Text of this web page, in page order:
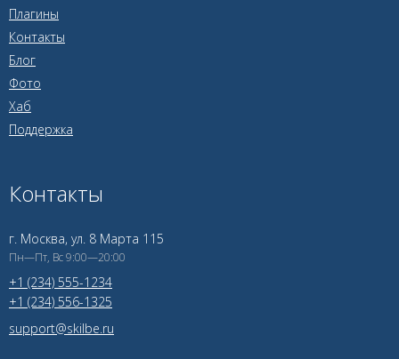
Плагины
Контакты
Блог
Фото
Хаб
Поддержка
Контакты
г. Москва, ул. 8 Марта 115
Пн—Пт, Вс 9:00—20:00
+1 (234) 555-1234
+1 (234) 556-1325
support@skilbe.ru